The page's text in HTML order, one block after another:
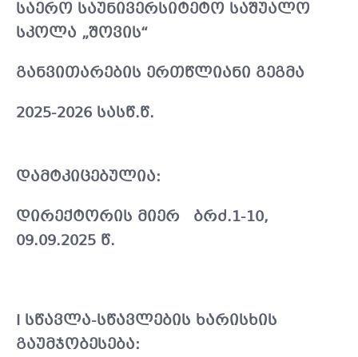
საერო საუნივერსიტეტო საშუალო
სკოლა „შოვის“
განვითარების ერთწლიანი გეგმა
2025-2026 სასწ.წ.
დამტკიცებულია:
დირექტორის მიერ ბრძ.1-10,
09.09.2025 წ.
I სწავლა-სწავლების ხარისხის
გაუმჯობესება: